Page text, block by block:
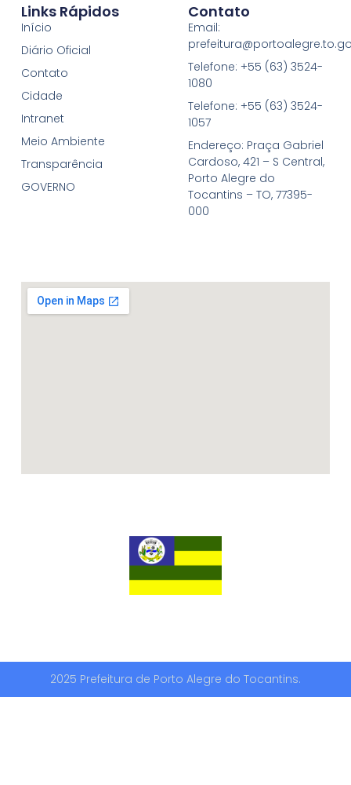
Links Rápidos
Início
Diário Oficial
Contato
Cidade
Intranet
Meio Ambiente
Transparência
GOVERNO
Contato
Email:
Telefone: +55 (63) 3524-
1080
Telefone: +55 (63) 3524-
1057
Endereço: Praça Gabriel
Cardoso, 421 – S Central,
Porto Alegre do
Tocantins – TO, 77395-
000
2025 Prefeitura de Porto Alegre do Tocantins.